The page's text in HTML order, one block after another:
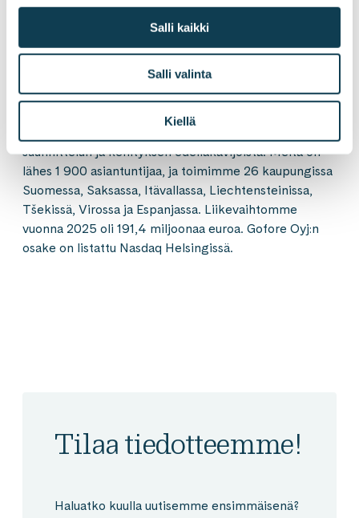
Salli kaikki
Salli valinta
Kiellä
katsomaan rohkeasti tämän päivän ilmitarpeita
pidemmälle. Rakennamme turvallista ja vastuullista
yhteiskuntaa sekä teollisuutta tuotteineen ja
palveluineen. Osaajajoukkomme koostuu
liiketoiminnan, tekoälyn hyödyntämisen, muutoksen
suunnittelun ja kehityksen edelläkävijöistä. Meitä on
lähes 1 900 asiantuntijaa, ja toimimme 26 kaupungissa
Suomessa, Saksassa, Itävallassa, Liechtensteinissa,
Tšekissä, Virossa ja Espanjassa. Liikevaihtomme
vuonna 2025 oli 191,4 miljoonaa euroa. Gofore Oyj:n
osake on listattu Nasdaq Helsingissä.
Tilaa tiedotteemme!
Haluatko kuulla uutisemme ensimmäisenä?